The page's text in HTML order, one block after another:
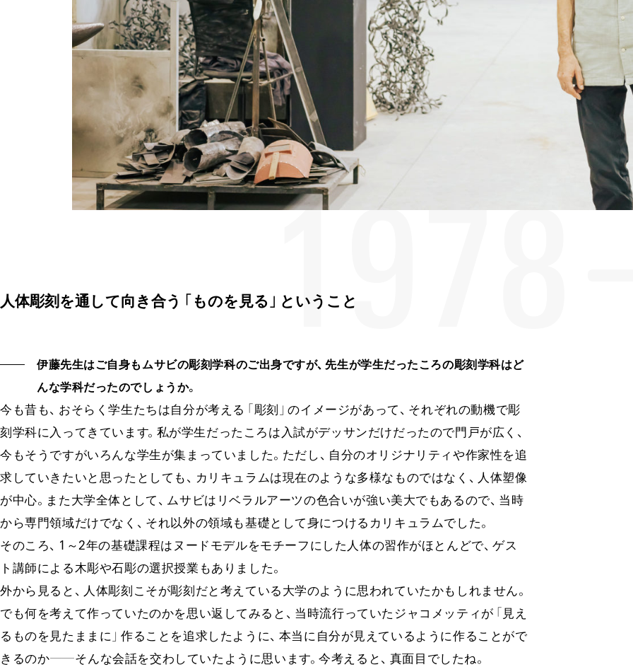
人体彫刻を通して向き合う 「ものを見る」 ということ
伊藤先生はご自身もムサビの彫刻学科のご出身ですが、​先生が学生だったころの彫刻学科はど
んな学科だったのでしょうか。​
今も昔 も、​ おそらく学生たちは自分が考える 「彫刻」のイ メー ジがあって、​ それぞれの動機で彫
刻学科に入ってきています。​私が学生だったころは入試がデッサンだけだったので門戸が広 く、​
今もそうですがいろんな学生が集まっていまし た。​ ただ し、​
自分のオリジナリティや作家性を追
求していきたいと思ったとして も、​ カリキュラムは現在のような多様なものではな く、​
人体塑像
が中心。​ また大学全体とし て、​ ムサビはリベラルアーツの色合いが強い美大でもあるので、​ 当時
から専門領域だけでな く、​ それ以外の領域も基礎として身につけるカリキュラムでし た。​
そのこ ろ、​ 1～2年の基礎課程は ヌー ドモデルをモチーフにした人体の習作がほとんどで、​ゲス
ト講師による木彫や石彫の選択授業もありまし た。​
外から見る と、​ 人体彫刻こそが彫刻だと考えている大学のように思われていたかもしれません。​
でも何を考えて作っていたのかを思い返してみる と、​ 当時流行っていたジャコメッティが 「見 え
るものを見たまま に」 作ることを追求したよう に、​ 本当に自分が見えているように作ることがで
きるのか――そんな会話を交わしていたように思います。​今考える と、​ 真面目でしたね。​